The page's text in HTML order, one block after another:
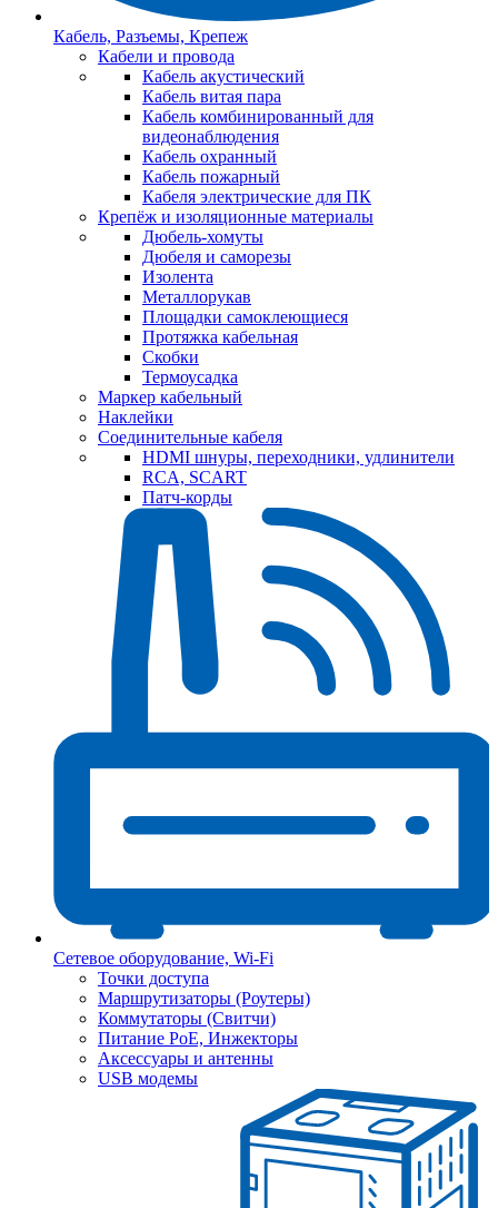
Кабель, Разъемы, Крепеж
Кабели и провода
Кабель акустический
Кабель витая пара
Кабель комбинированный для
видеонаблюдения
Кабель охранный
Кабель пожарный
Кабеля электрические для ПК
Крепёж и изоляционные материалы
Дюбель-хомуты
Дюбеля и саморезы
Изолента
Металлорукав
Площадки самоклеющиеся
Протяжка кабельная
Скобки
Термоусадка
Маркер кабельный
Наклейки
Соединительные кабеля
HDMI шнуры, переходники, удлинители
RCA, SCART
Патч-корды
Сетевое оборудование, Wi-Fi
Точки доступа
Маршрутизаторы (Роутеры)
Коммутаторы (Свитчи)
Питание PoE, Инжекторы
Аксессуары и антенны
USB модемы